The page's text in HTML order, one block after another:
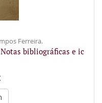
Ferreira.
Notas bibliográficas e ic